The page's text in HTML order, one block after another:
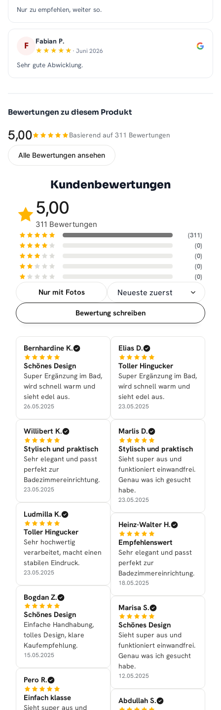
Nur zu empfehlen, weiter so.
F Fabian P.
· Juni 2026
Sehr gute Abwicklung.
Bewertungen zu diesem Produkt
5,00 Basierend auf 311 Bewertungen
Alle Bewertungen ansehen
Kundenbewertungen
5,00
311 Bewertungen
(311)
(0)
(0)
(0)
(0)
Nur mit Fotos
Sortierung
Bewertung schreiben
Bernhardine K.
Schönes Design
Super Ergänzung im Bad,
wird schnell warm und
sieht edel aus.
26.05.2025
Willibert K.
Stylisch und praktisch
Sehr elegant und passt
perfekt zur
Badezimmereinrichtung.
23.05.2025
Ludmilla K.
Toller Hingucker
Sehr hochwertig
verarbeitet, macht einen
stabilen Eindruck.
23.05.2025
Bogdan Z.
Schönes Design
Einfache Handhabung,
tolles Design, klare
Kaufempfehlung.
15.05.2025
Pero R.
Einfach klasse
Sieht super aus und
Elias D.
Toller Hingucker
Super Ergänzung im Bad,
wird schnell warm und
sieht edel aus.
23.05.2025
Marlis D.
Stylisch und praktisch
Sieht super aus und
funktioniert einwandfrei.
Genau was ich gesucht
habe.
23.05.2025
Heinz-Walter H.
Empfehlenswert
Sehr elegant und passt
perfekt zur
Badezimmereinrichtung.
18.05.2025
Marisa S.
Schönes Design
Sieht super aus und
funktioniert einwandfrei.
Genau was ich gesucht
habe.
12.05.2025
Abdullah S.